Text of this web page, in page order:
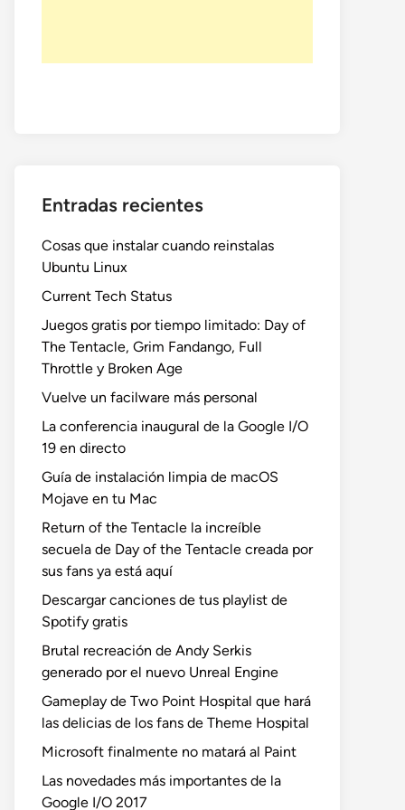
Entradas recientes
Cosas que instalar cuando reinstalas
Ubuntu Linux
Current Tech Status
Juegos gratis por tiempo limitado: Day of
The Tentacle, Grim Fandango, Full
Throttle y Broken Age
Vuelve un facilware más personal
La conferencia inaugural de la Google I/O
19 en directo
Guía de instalación limpia de macOS
Mojave en tu Mac
Return of the Tentacle la increíble
secuela de Day of the Tentacle creada por
sus fans ya está aquí
Descargar canciones de tus playlist de
Spotify gratis
Brutal recreación de Andy Serkis
generado por el nuevo Unreal Engine
Gameplay de Two Point Hospital que hará
las delicias de los fans de Theme Hospital
Microsoft finalmente no matará al Paint
Las novedades más importantes de la
Google I/O 2017